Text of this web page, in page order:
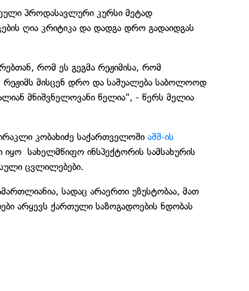
პროდასავლური კურსი მეტად
ღია კრიტიკა და დადგა დრო გადაიდგას
რომ ეს გეგმა რეჟიმისა, რომ
მისცენ დრო და საშუალება საბოლოოდ
მნიშვნელოვანი წელია", - წერს მელია
კობახიძე საქართველოში აშშ-ის
იყო სახელმწიფო ინსპექტორის სამსახურის
ცვლილებები.
სადაც არაერთი უზუსტობაა, მათ
არყევს ქართული საზოგადოების ნდობას